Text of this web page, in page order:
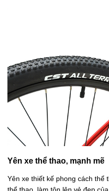
Yên xe thể thao, mạnh mẽ
Yên xe thiết kế phong cách thể